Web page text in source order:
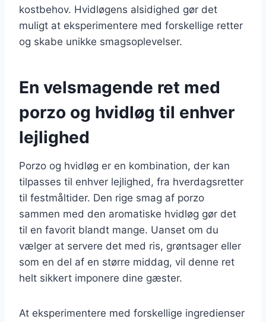
kostbehov. Hvidløgens alsidighed gør det
muligt at eksperimentere med forskellige retter
og skabe unikke smagsoplevelser.
En velsmagende ret med
porzo og hvidløg til enhver
lejlighed
Porzo og hvidløg er en kombination, der kan
tilpasses til enhver lejlighed, fra hverdagsretter
til festmåltider. Den rige smag af porzo
sammen med den aromatiske hvidløg gør det
til en favorit blandt mange. Uanset om du
vælger at servere det med ris, grøntsager eller
som en del af en større middag, vil denne ret
helt sikkert imponere dine gæster.
At eksperimentere med forskellige ingredienser